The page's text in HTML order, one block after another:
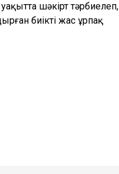
шәкірт тәрбиелеп,
биікті жас ұрпақ